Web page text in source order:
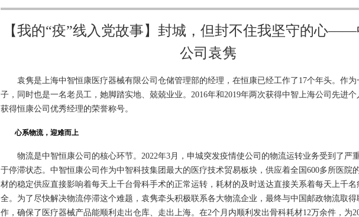
【我的“疫”线入党故事】封城，但封不住我坚守的心
公司袁隽
袁隽是上海中智恒康医疗器械有限公司仓储管理部的经理，在恒康已经工作了17个年头。作为
子，同时也是一名老员工，她脚踏实地、兢兢业业。2016年和2019年两次获得中智上海公司先进个
获得恒康公司优秀经理的荣誉称号。
心系物流，迎难而上
物流是中智恒康公司的核心环节。2022年3月，申城突发疫情使公司的物流运转业务受到了严
于停滞状态。中智恒康公司作为中智科技集团最大的医疗技术贸易板块，供应着全国600多所医院
材的稳定供应直接影响着每天上千台骨科手术的正常运转，耗材的及时送达直接关系着每天上千
全。为了尽快解决物流停滞这个难题，袁隽牵头积极联系各大物流企业，最终与中国邮政物流取得
作，确保了医疗器械产品能顺利走出仓库、走出上海。在2个月内顺利发出骨科耗材12万余件，为